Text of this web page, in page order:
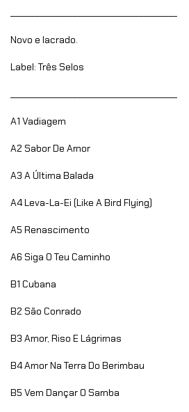
Novo e lacrado.
Label: Três Selos
A1 Vadiagem
A2 Sabor De Amor
A3 A Última Balada
A4Leva-La-Ei (Like A Bird Flying)
A5 Renascimento
A6 Siga O Teu Caminho
B1 Cubana
B2 São Conrado
B3 Amor, Riso E Lágrimas
B4Amor Na Terra Do Berimbau
B5 Vem Dançar O Samba